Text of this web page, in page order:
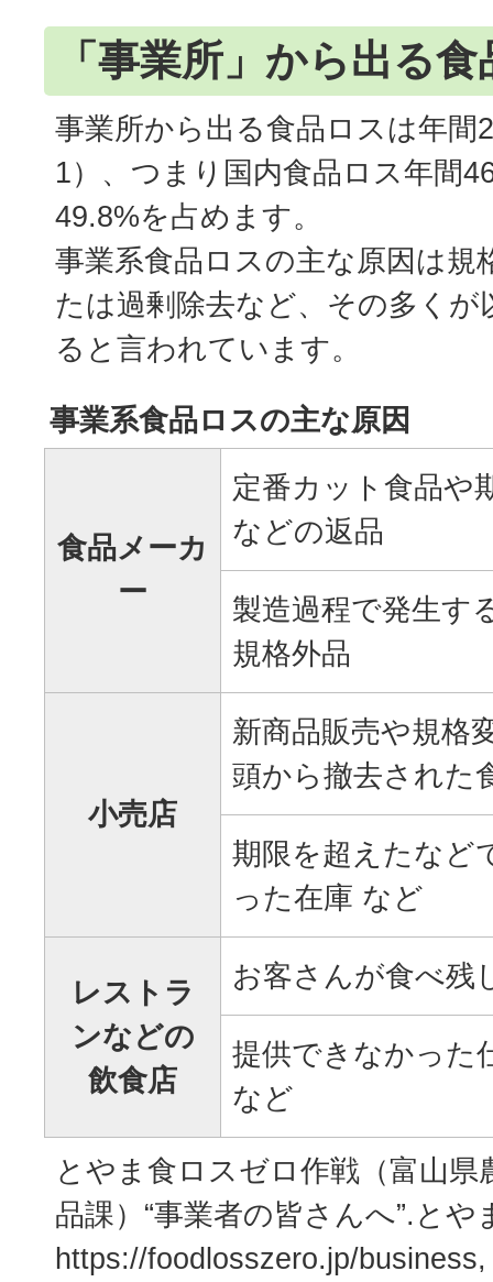
「事業所」から出る
事業所から出る食品ロスは年間
1）、つまり国内食品ロス年間
49.8%を占めます。
事業系食品ロスの主な原因は規
たは過剰除去など、その多くが
ると言われています。
事業系食品ロスの主な原因
食品メーカ
ー
定番カット食品や
などの返品
製造過程で発生す
規格外品
小売店
新商品販売や規格
頭から撤去された
期限を超えたなど
った在庫 など
レストラ
ンなどの
飲食店
お客さんが食べ残
提供できなかった
など
とやま食ロスゼロ作戦（富山県
品課）“事業者の皆さんへ”.と
https://foodlosszero.jp/